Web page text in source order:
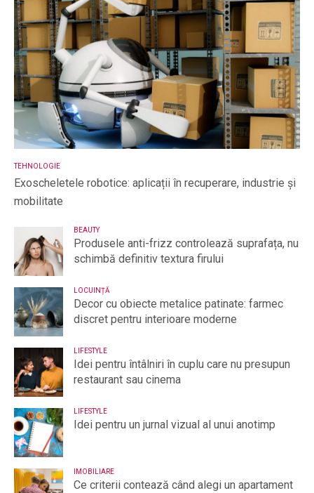
TEHNOLOGIE
Exoscheletele robotice: aplicații în recuperare, industrie și
mobilitate
BEAUTY
Produsele anti-frizz controlează suprafața, nu
schimbă definitiv textura firului
LOCUINȚĂ
Decor cu obiecte metalice patinate: farmec
discret pentru interioare moderne
LIFESTYLE
Idei pentru întâlniri în cuplu care nu presupun
restaurant sau cinema
LIFESTYLE
Idei pentru un jurnal vizual al unui anotimp
IMOBILIARE
Ce criterii contează când alegi un apartament